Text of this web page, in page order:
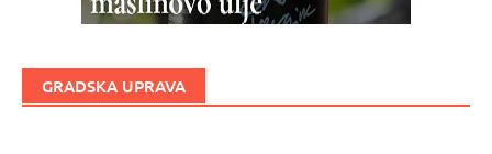
GRADSKA UPRAVA